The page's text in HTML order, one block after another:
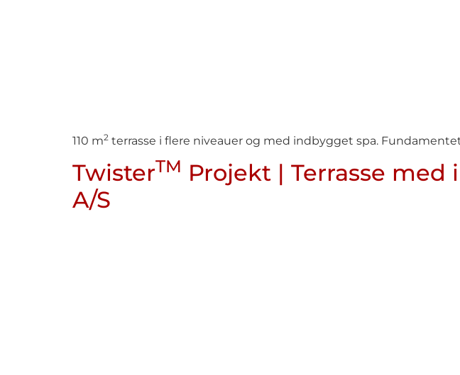
110 m2 terrasse i flere niveauer og med indbygget spa.
TwisterTM Projekt | Terrasse
A/S